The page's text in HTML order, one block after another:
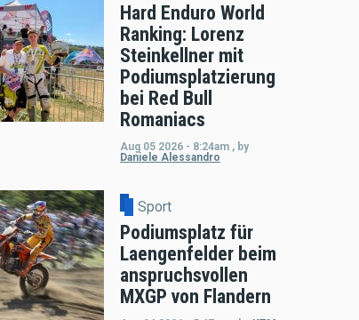
Hard Enduro World
Ranking: Lorenz
Steinkellner mit
Podiumsplatzierung
bei Red Bull
Romaniacs
Aug 05 2026 - 8:24am , by
Daniele Alessandro
Sport
Podiumsplatz für
Laengenfelder beim
anspruchsvollen
MXGP von Flandern